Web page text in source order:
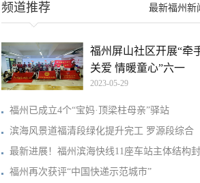
最新福州新
频道推荐
福州屏山社区开展“牵
关爱 情暖童心”六一
2023-05-29
福州已成立4个“宝妈·顶梁柱母亲”驿站
滨海风景道福清段绿化提升完工 罗源段综合
最新进展！福州滨海快线11座车站主体结构封
福州再次获评“中国快递示范城市”